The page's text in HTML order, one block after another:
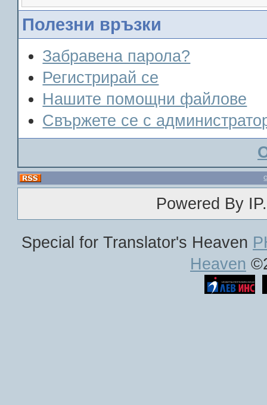
Полезни връзки
Забравена парола?
Регистрирай се
Нашите помощни файлове
Свържете се с
Powered By
Special for Translator's Heaven
Heaven